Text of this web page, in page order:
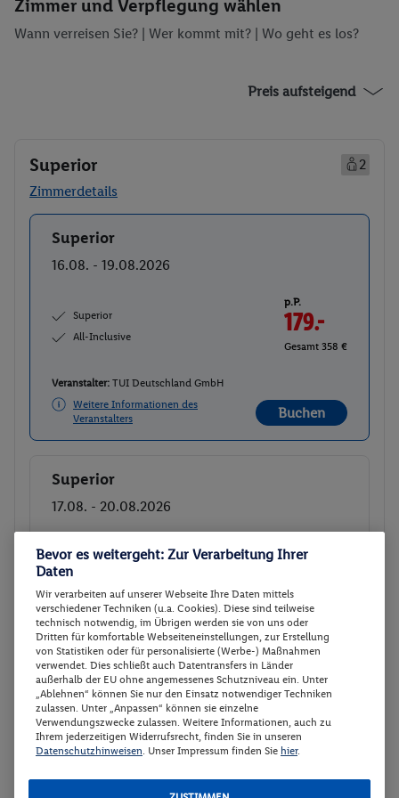
Zimmer und Verpflegung wählen
Wann verreisen Sie? | Wer kommt mit? | Wo geht es los?
Preis aufsteigend
Superior
2
Zimmerdetails
Buchen
Superior
16.08. - 19.08.2026
Superior
All-Inclusive
p.P.
179.-
Gesamt 358 €
Veranstalter: TUI Deutschland GmbH
Weitere Informationen des
Veranstalters
Buchen
Buchen
Superior
17.08. - 20.08.2026
Superior
179.-
Gesamt 358 €
Veranstalter:TUI Deutschland GmbH
Weitere Informationen des
Veranstalters
Buchen
Buchen
Superior
18.08. - 21.08.2026
Bevor es weitergeht: Zur Verarbeitung Ihrer
Daten
Wir verarbeiten auf unserer Webseite Ihre Daten mittels
verschiedener Techniken (u.a. Cookies). Diese sind teilweise
technisch notwendig, im Übrigen werden sie von uns oder
Dritten für komfortable Webseiteneinstellungen, zur Erstellung
von Statistiken oder für personalisierte (Werbe-) Maßnahmen
verwendet. Dies schließt auch Datentransfers in Länder
außerhalb der EU ohne angemessenes Schutzniveau ein. Unter
„Ablehnen“ können Sie nur den Einsatz notwendiger Techniken
zulassen. Unter „Anpassen“ können sie einzelne
Verwendungszwecke zulassen. Weitere Informationen, auch zu
Ihrem jederzeitigen Widerrufsrecht, finden Sie in unseren
Datenschutzhinweisen . Unser Impressum finden Sie hier.